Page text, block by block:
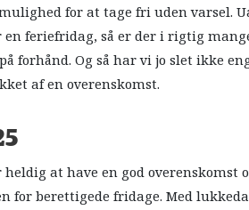
for at tage fri uden varsel.
feriefridag, så er der i rigtig
forhånd. Og så har vi jo slet ikke
af en overenskomst.
at have en god overenskomst
for berettigede fridage. Med